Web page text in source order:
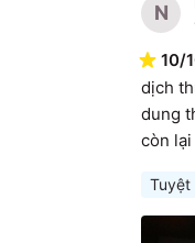
N
10/
dịch
dung
còn lại
Tuyệt